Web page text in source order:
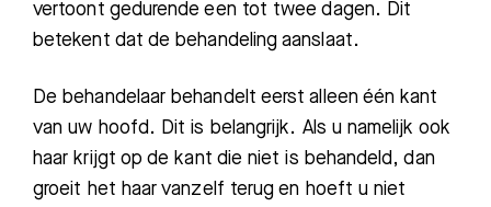
vertoont gedurende een tot twee dagen. Dit
betekent dat de behandeling aanslaat.
De behandelaar behandelt eerst alleen één kant
van uw hoofd. Dit is belangrijk. Als u namelijk ook
haar krijgt op de kant die niet is behandeld, dan
groeit het haar vanzelf terug en hoeft u niet